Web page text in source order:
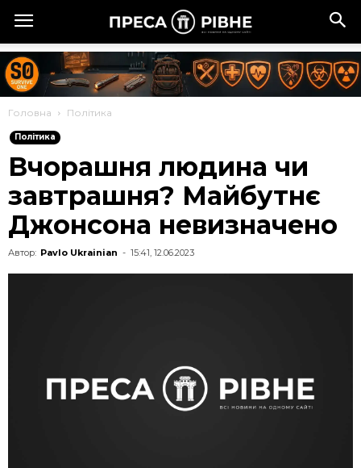
Головна Політика
Політика
Вчорашня людина чи
завтрашня? Майбутнє
Джонсона невизначено
Автор: Pavlo Ukrainian - 15:41, 12.06.2023